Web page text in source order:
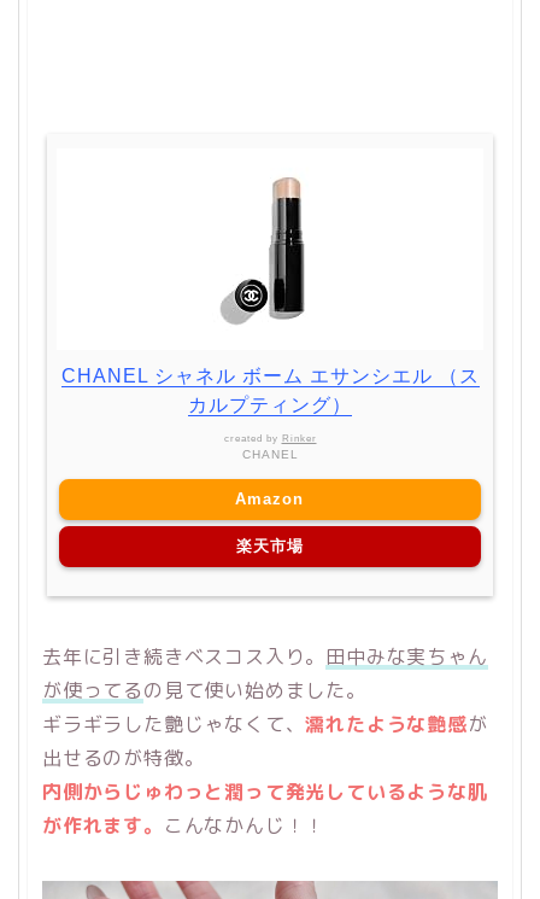
CHANEL シャネル ボーム エサンシエル （ス
カルプティング）
created by Rinker
CHANEL
Amazon
楽天市場
去年に引き続きベスコス入り。 田中みな実ちゃん
が使ってるの見て使い始めました。
ギラギラした艶じゃなくて、濡れたような艶感が
出せるのが特徴。
内側からじゅわっと潤って発光しているような肌
が作れます。 こんなかんじ！！